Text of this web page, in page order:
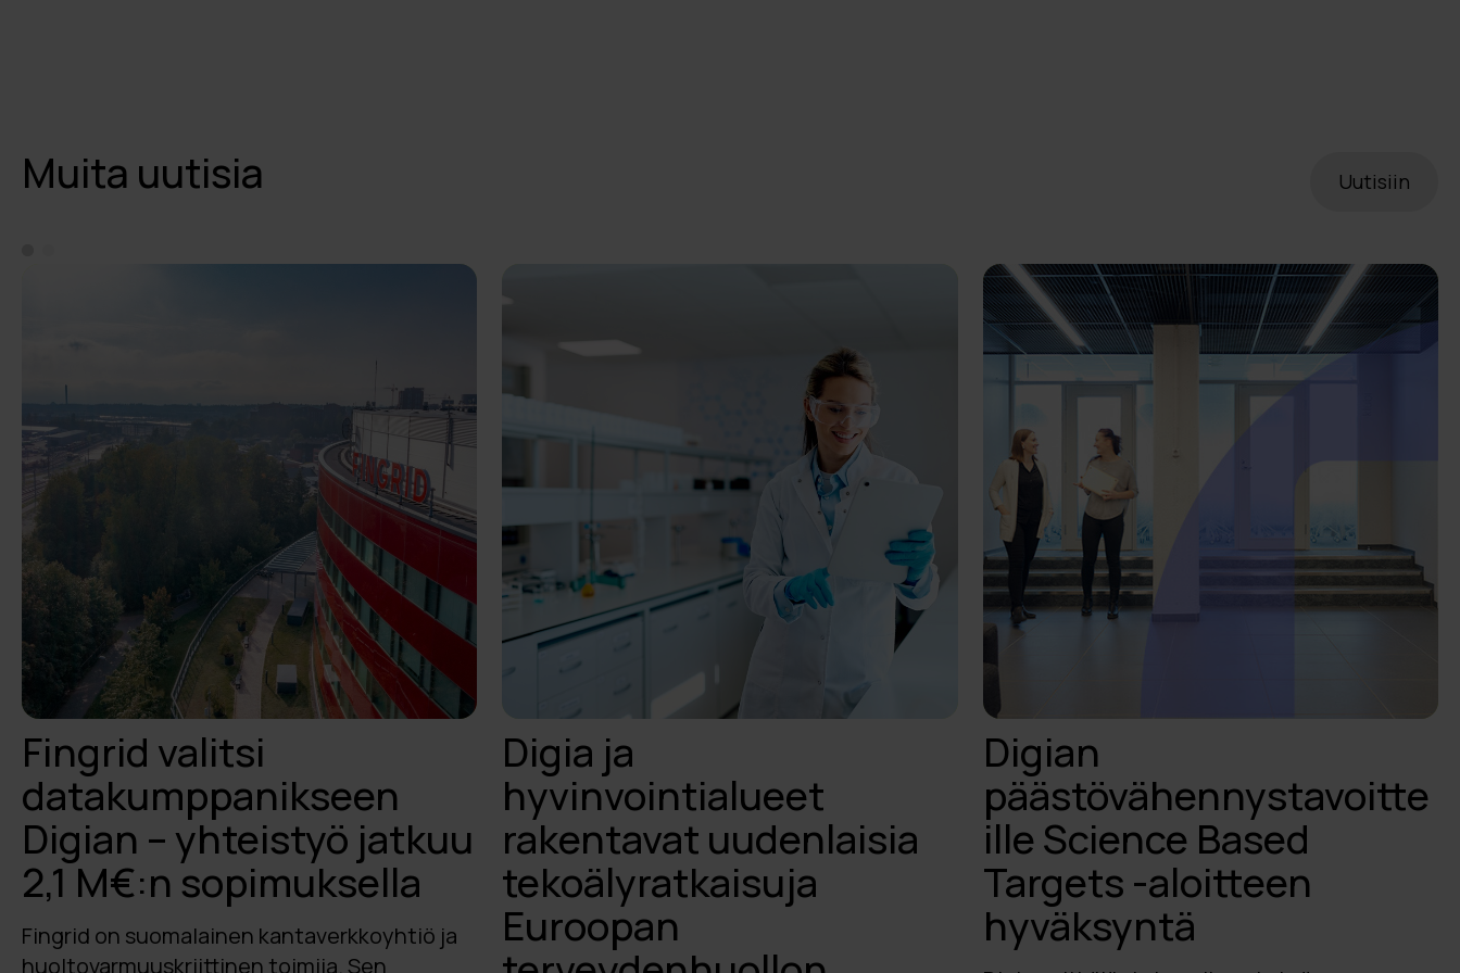
Muita uutisia Uutisiin
Fingrid valitsi
datakumppanikseen
Digian – yhteistyö jatkuu
2,1 M€:n sopimuksella
Fingrid on suomalainen kantaverkkoyhtiö ja
huoltovarmuuskriittinen toimija. Sen
Digia ja
hyvinvointialueet
rakentavat uudenlaisia
tekoälyratkaisuja
Euroopan
Digian
päästövähennystavoitte
ille Science Based
Targets -aloitteen
hyväksyntä